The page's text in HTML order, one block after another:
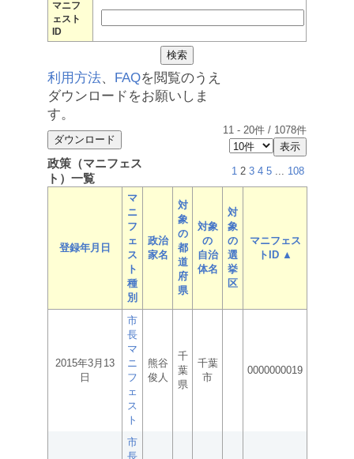
マニフ
ェスト
ID
利用方法、 FAQを閲覧のうえ
ダウンロードをお願いしま
す。
11 - 20件 / 1078件
政策（マニフェス
ト）一覧
1 2 3 4 5 ... 108
登録年月日
マ
ニ
フ
ェ
ス
ト
種
別
政治
家名
対
象
の
都
道
府
県
対象
の
自治
体名
対
象
の
選
挙
区
マニフェス
トID ▲
2015年3月13
日
市
長
マ
ニ
フ
ェ
ス
ト
熊谷
俊人
千
葉
県
千葉
市
0000000019
市
長